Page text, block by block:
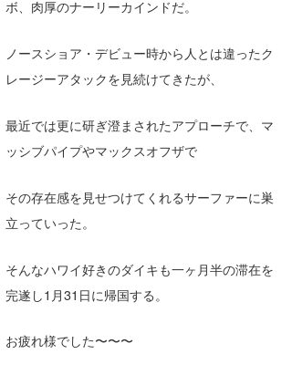
ボ、肉厚のナーリーカインドだ。
ノースショア・デビュー時から人とは違ったク
レージーアタックを見続けてきたが、
最近では更に研ぎ澄まされたアプローチで、マ
ッシブパイプやマックスオフザで
その存在感を見せつけてくれるサーファーに巣
立っていった。
そんなハワイ好きのダイキも一ヶ月半の滞在を
完遂し1月31日に帰国する。
お疲れ様でした〜〜〜